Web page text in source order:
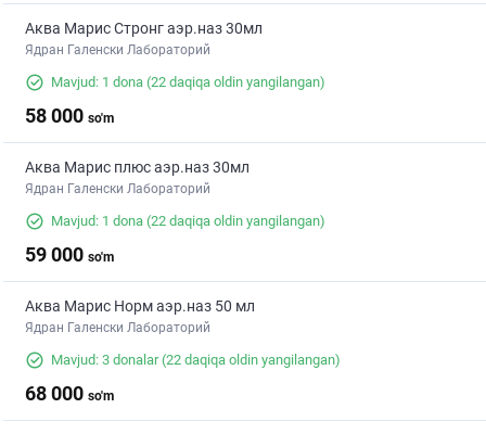
Аква Марис Стронг аэр.наз 30мл
Ядран Галенски Лабораторий
Mavjud: 1 dona (22 daqiqa oldin yangilangan)
58 000 so'm
Аква Марис плюс аэр.наз 30мл
Ядран Галенски Лабораторий
Mavjud: 1 dona (22 daqiqa oldin yangilangan)
59 000 so'm
Аква Марис Норм аэр.наз 50 мл
Ядран Галенски Лабораторий
Mavjud: 3 donalar(22 daqiqa oldin yangilangan)
68 000 so'm